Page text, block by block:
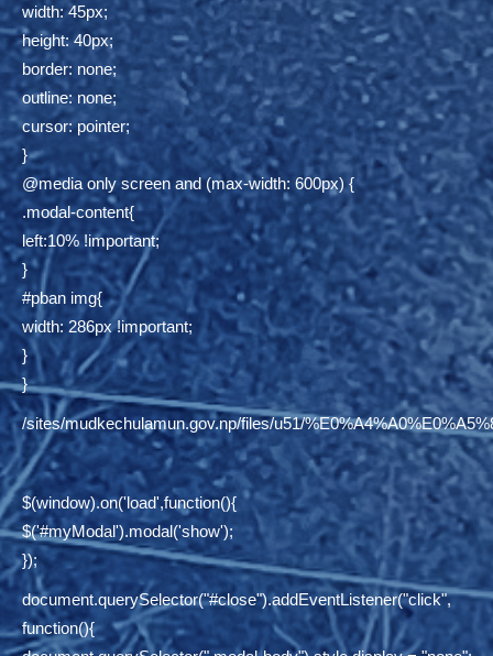
width: 45px;
height: 40px;
border: none;
outline: none;
cursor: pointer;
}
@media only screen and (max-width: 600px) {
.modal-content{
left:10% !important;
}
#pban img{
width: 286px !important;
}
}
/sites/mudkechulamun.gov.np/files/u51/
$(window).on('load',function(){
$('#myModal').modal('show');
});
document.querySelector("#close").addEventListener("click",
function(){